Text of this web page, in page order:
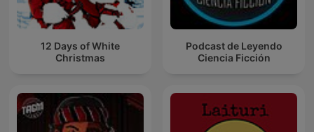
12 Days of White
Christmas
Podcast de Leyendo
Ciencia Ficción